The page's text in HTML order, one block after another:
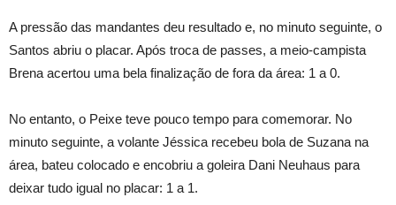
A pressão das mandantes deu resultado e, no minuto seguinte, o
Santos abriu o placar. Após troca de passes, a meio-campista
Brena acertou uma bela finalização de fora da área: 1 a 0.
No entanto, o Peixe teve pouco tempo para comemorar. No
minuto seguinte, a volante Jéssica recebeu bola de Suzana na
área, bateu colocado e encobriu a goleira Dani Neuhaus para
deixar tudo igual no placar: 1 a 1.